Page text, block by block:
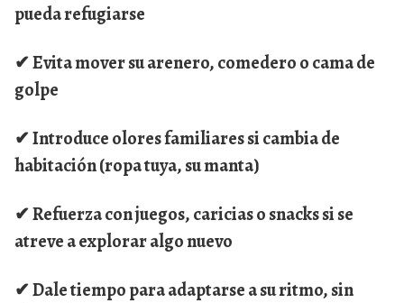
pueda refugiarse
✔ Evita mover su arenero, comedero o cama de
golpe
✔ Introduce olores familiares si cambia de
habitación (ropa tuya, su manta)
✔ Refuerza con juegos, caricias o snacks si se
atreve a explorar algo nuevo
✔ Dale tiempo para adaptarse a su ritmo, sin